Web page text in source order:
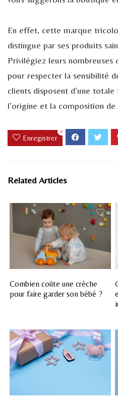
En effet, cette marque
distingue par ses produits
Privilégiez leurs
pour respecter la sensibilité
clients disposent d’une
l’origine et la composition
Enregistrer
0
Related Articles
Combien coûte une crèche
pour faire garder son bébé ?